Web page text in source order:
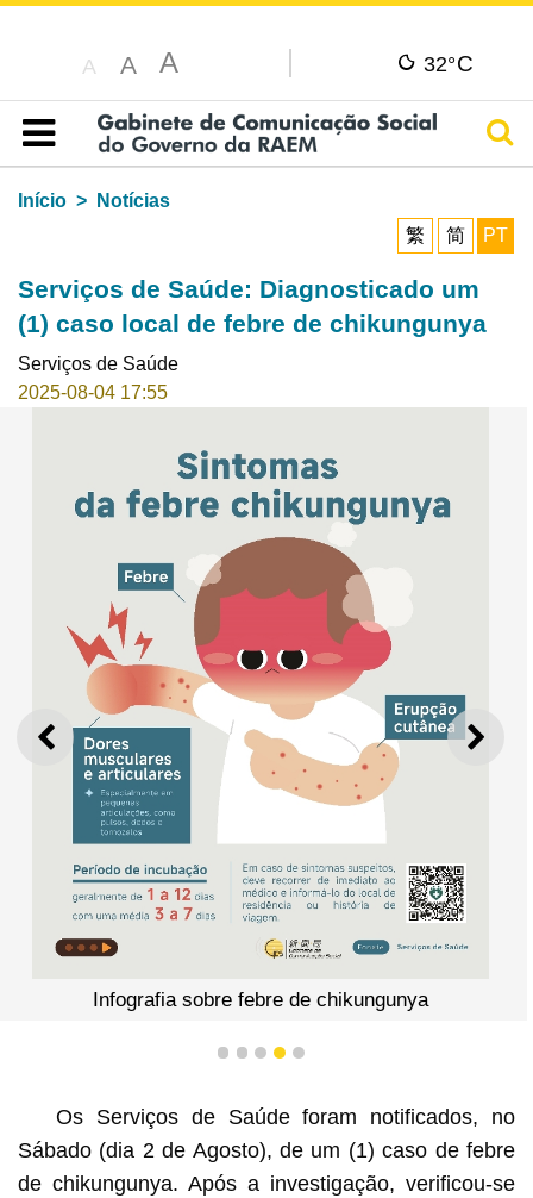
A A A 32°C
Índice
Início
Notícias
繁
简 PT
Serviços de Saúde: Diagnosticado um
(1) caso local de febre de chikungunya
Serviços de Saúde
2025-08-04 17:55
ANTERIOR
Infografia sobre febre de chikungunya
1 2 3 4 5
Os Serviços de Saúde foram notificados, no
Sábado (dia 2 de Agosto), de um (1) caso de febre
de chikungunya. Após a investigação, verificou-se